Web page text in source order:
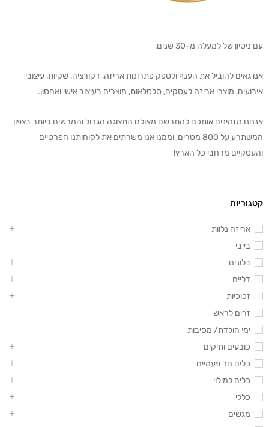
עם ניסיון של למעלה מ-30 שנים,
אנו גאים להוביל את הענף ולספק פתרונות אריזה, דקורציה, שקיות, עיצובי
אירועים, מוצרי אריזה לעסקים, סלסלאות, מוצרים בעיצוב אישי ואחסון.
אנחנו מזמינים אותכם להתרשם מאולם התצוגה הגדול והמרשים ביותר בצפון
המשתרע על 800 מטרים, וממנו אנו משרתים את לקוחותנו הפרטיים
והעסקיים מרחבי כל הארץ!
קטגוריות
אריזה נלוות
בייבי
בלונים
דליים
זכוכיות
זרים לראש
ימי הולדת/ מסיבות
כובעים ותיקים
כלים חד פעמיים
כלים למילוי
כללי
מגשים